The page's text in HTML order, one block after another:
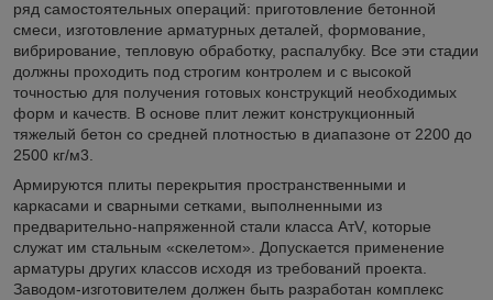
ряд самостоятельных операций: приготовление бетонной
смеси, изготовление арматурных деталей, формование,
вибрирование, тепловую обработку, распалубку. Все эти стадии
должны проходить под строгим контролем и с высокой
точностью для получения готовых конструкций необходимых
форм и качеств. В основе плит лежит конструкционный
тяжелый бетон со средней плотностью в диапазоне от 2200 до
2500 кг/м3.
Армируются плиты перекрытия пространственными и
каркасами и сварными сетками, выполненными из
предварительно-напряженной стали класса АтV, которые
служат им стальным «скелетом». Допускается применение
арматуры других классов исходя из требований проекта.
Заводом-изготовителем должен быть разработан комплекс